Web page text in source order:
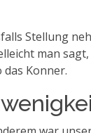
Stellung
man
Konner.